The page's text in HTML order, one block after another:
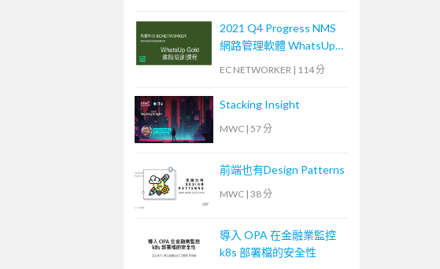
2021 Q4 Progress NMS
網路管理軟體 WhatsUp
Gold 進階培訓課程 (2)
EC NETWORKER | 114 分
Stacking Insight
MWC | 57 分
前端也有Design Patterns
MWC | 38 分
導入 OPA 在金融業監控
k8s 部署檔的安全性